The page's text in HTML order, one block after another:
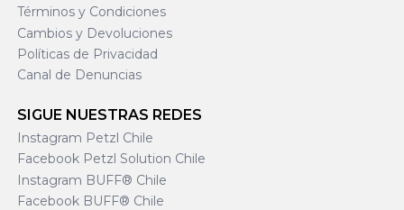
Términos y Condiciones
Cambios y Devoluciones
Políticas de Privacidad
Canal de Denuncias
SIGUE NUESTRAS REDES
Instagram Petzl Chile
Facebook Petzl Solution Chile
Instagram BUFF® Chile
Facebook BUFF® Chile